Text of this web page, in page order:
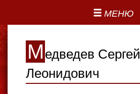
МЕНЮ
М едведев Сергей
Леонидович